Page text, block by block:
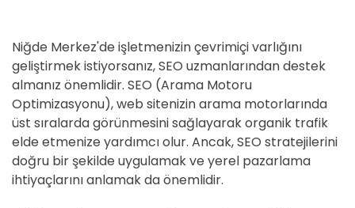
Niğde Merkez'de işletmenizin çevrimiçi varlığını
geliştirmek istiyorsanız, SEO uzmanlarından destek
almanız önemlidir. SEO (Arama Motoru
Optimizasyonu), web sitenizin arama motorlarında
üst sıralarda görünmesini sağlayarak organik trafik
elde etmenize yardımcı olur. Ancak, SEO stratejilerini
doğru bir şekilde uygulamak ve yerel pazarlama
ihtiyaçlarını anlamak da önemlidir.